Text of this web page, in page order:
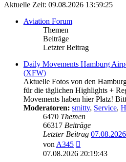
Aktuelle Zeit: 09.08.2026 13:59:25
Aviation Forum
Themen
Beiträge
Letzter Beitrag
Daily Movements Hamburg
(XFW)
Aktuelle Fotos von den
für die täglichen Highlights +
Movements haben hier Platz!
Moderatoren: smitty, Service,
6470 Themen
66317 Beiträge
Letzter Beitrag
vonA345
Beitrag
07.08.2026 20:19:43